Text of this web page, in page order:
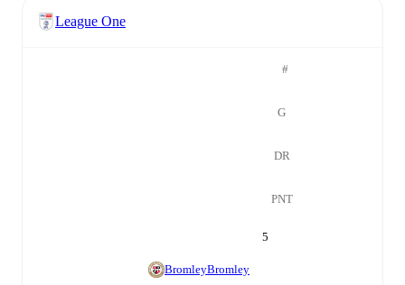
League One
#
G
DR
PNT
5
BromleyBromley